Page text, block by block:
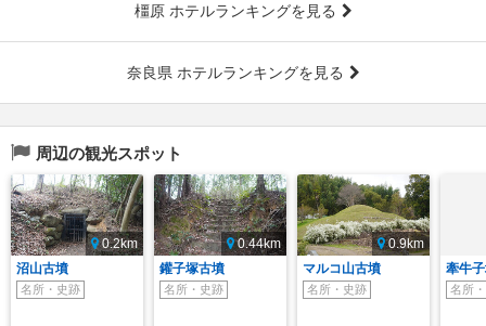
橿原 ホテルランキングを見る
奈良県 ホテルランキングを見る
周辺の観光スポット
0.2km
沼山古墳
名所・史跡
0.44km
鑵子塚古墳
名所・史跡
0.9km
マルコ山古墳
名所・史跡
牽牛
名所